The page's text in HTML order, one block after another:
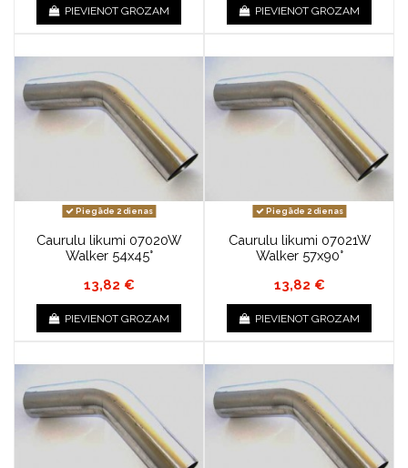
PIEVIENOT GROZAM PIEVIENOT GROZAM
Piegāde 2 dienas
Caurulu likumi 07020W
Walker 54x45°
13,82 €
PIEVIENOT GROZAM
Piegāde 2 dienas
Caurulu likumi 07021W
Walker 57x90°
13,82 €
PIEVIENOT GROZAM